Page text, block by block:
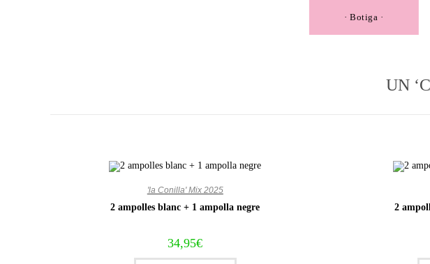
· Botiga ·
UN
'la Conilla' Mix 2025
2 ampolles blanc + 1 ampolla negre
34,95€
2